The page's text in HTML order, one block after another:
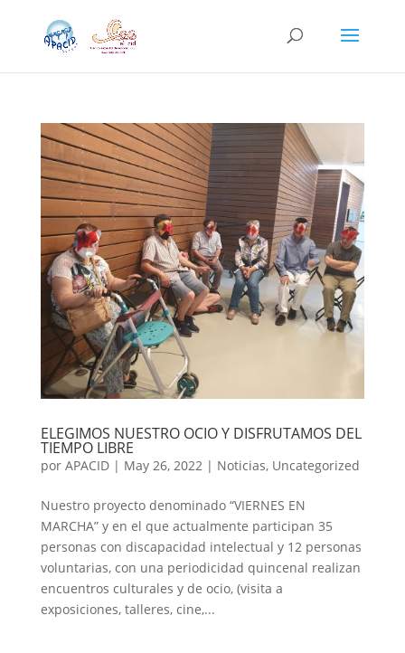
ELEGIMOS NUESTRO OCIO Y DISFRUTAMOS DEL
TIEMPO LIBRE
por APACID| May 26, 2022 | Noticias, Uncategorized
Nuestro proyecto denominado “VIERNES EN
MARCHA” y en el que actualmente participan 35
personas con discapacidad intelectual y 12 personas
voluntarias, con una periodicidad quincenal realizan
encuentros culturales y de ocio, (visita a
exposiciones, talleres, cine,...